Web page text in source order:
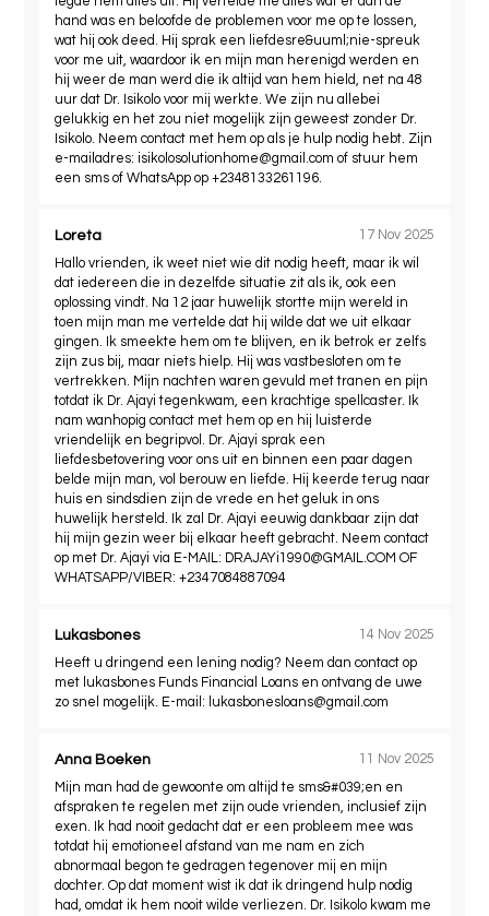
hand was en beloofde de problemen voor me op te lossen,
wat hij ook deed. Hij sprak een liefdesre&uuml;nie-spreuk
voor me uit, waardoor ik en mijn man herenigd werden en
hij weer de man werd die ik altijd van hem hield, net na 48
uur dat Dr. Isikolo voor mij werkte. We zijn nu allebei
gelukkig en het zou niet mogelijk zijn geweest zonder Dr.
Isikolo. Neem contact met hem op als je hulp nodig hebt. Zijn
e-mailadres: isikolosolutionhome@gmail.com of stuur hem
een ​​sms of WhatsApp op +2348133261196.
Loreta
17 Nov 2025
Hallo vrienden, ik weet niet wie dit nodig heeft, maar ik wil
dat iedereen die in dezelfde situatie zit als ik, ook een
oplossing vindt. Na 12 jaar huwelijk stortte mijn wereld in
toen mijn man me vertelde dat hij wilde dat we uit elkaar
gingen. Ik smeekte hem om te blijven, en ik betrok er zelfs
zijn zus bij, maar niets hielp. Hij was vastbesloten om te
vertrekken. Mijn nachten waren gevuld met tranen en pijn
totdat ik Dr. Ajayi tegenkwam, een krachtige spellcaster. Ik
nam wanhopig contact met hem op en hij luisterde
vriendelijk en begripvol. Dr. Ajayi sprak een
liefdesbetovering voor ons uit en binnen een paar dagen
belde mijn man, vol berouw en liefde. Hij keerde terug naar
huis en sindsdien zijn de vrede en het geluk in ons
huwelijk hersteld. Ik zal Dr. Ajayi eeuwig dankbaar zijn dat
hij mijn gezin weer bij elkaar heeft gebracht. Neem contact
op met Dr. Ajayi via E-MAIL: DRAJAYi1990@GMAIL.COM OF
WHATSAPP/VIBER: +2347084887094
Lukasbones
14 Nov 2025
Heeft u dringend een lening nodig? Neem dan contact op
met lukasbones Funds Financial Loans en ontvang de uwe
zo snel mogelijk. E-mail:
lukasbonesloans@gmail.com
Anna Boeken
11 Nov 2025
Mijn man had de gewoonte om altijd te sms&#039;en en
afspraken te regelen met zijn oude vrienden, inclusief zijn
exen. Ik had nooit gedacht dat er een probleem mee was
totdat hij emotioneel afstand van me nam en zich
abnormaal begon te gedragen tegenover mij en mijn
dochter. Op dat moment wist ik dat ik dringend hulp nodig
had, omdat ik hem nooit wilde verliezen. Dr. Isikolo kwam me